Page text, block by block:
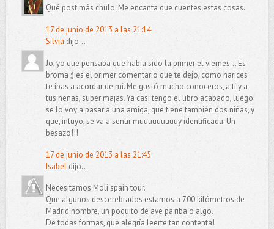
Qué post más chulo. Me encanta que cuentes estas cosas.
17 de junio de 2013 a las 21:14
Silvia dijo...
Jo, yo que pensaba que había sido la primer el viernes... Es
broma ;) es el primer comentario que te dejo, como narices
te ibas a acordar de mi. Me gustó mucho conoceros, a ti y a
tus nenas, super majas. Ya casi tengo el libro acabado, luego
se lo voy a pasar a una amiga, que tiene también dos niñas, y
que, intuyo, se va a sentir muuuuuuuuuy identificada. Un
besazo!!!
17 de junio de 2013 a las 21:45
Isabeldijo...
Necesitamos Moli spain tour.
Que algunos descerebrados estamos a 700 kilómetros de
Madrid hombre, un poquito de ave pa'riba o algo.
De todas formas, que alegría leerte tan contenta!